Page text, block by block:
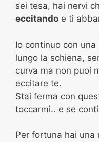
sei tesa, hai nervi
eccitando e ti
Io continuo con una
lungo la schiena,
curva ma non puoi
eccitare te.
Stai ferma con
toccarmi.. e se
Per fortuna hai una